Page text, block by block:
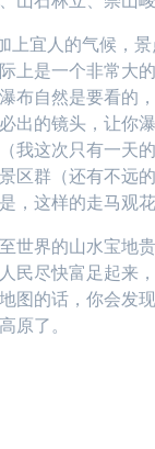
上宜人的气候，
上是一个非常大
布自然是要看的
出的镜头，让你
我这次只有一天
区群（还有不远
，这样的走马观
世界的山水宝地
民尽快富足起来
图的话，你会发
原了。